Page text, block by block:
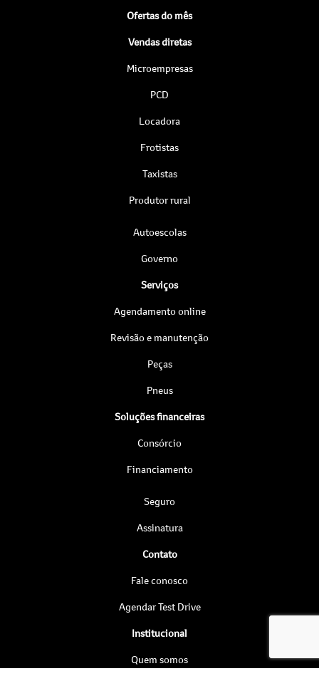
Ofertas do mês
Vendas diretas
Microempresas
PCD
Locadora
Frotistas
Taxistas
Produtor rural
Autoescolas
Governo
Serviços
Agendamento online
Revisão e manutenção
Peças
Pneus
Soluções financeiras
Consórcio
Financiamento
Seguro
Assinatura
Contato
Fale conosco
Agendar Test Drive
Institucional
Quem somos